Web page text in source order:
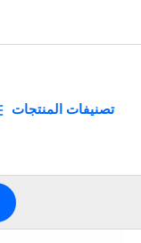
تصنيفات المنتجات